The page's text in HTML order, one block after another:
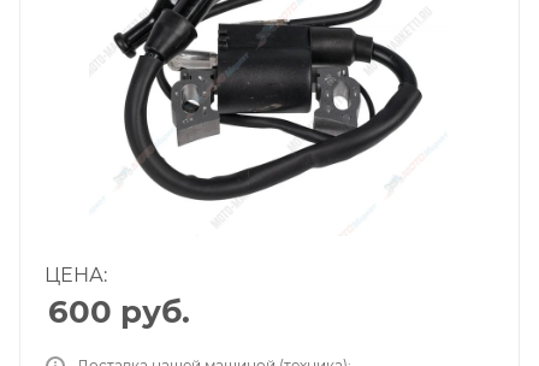
ЦЕНА:
600 руб.